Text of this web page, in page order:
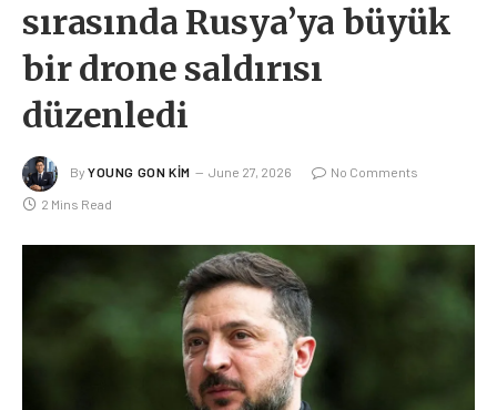
sırasında Rusya’ya büyük
bir drone saldırısı
düzenledi
By YOUNG GON KIM June 27, 2026 No Comments
2 Mins Read